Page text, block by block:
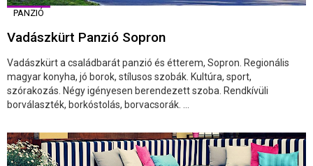
PANZIÓ
Vadászkürt Panzió Sopron
Vadászkürt a családbarát panzió és étterem, Sopron. Regionális
magyar konyha, jó borok, stílusos szobák. Kultúra, sport,
szórakozás. Négy igényesen berendezett szoba. Rendkívüli
borválaszték, borkóstolás, borvacsorák. ...